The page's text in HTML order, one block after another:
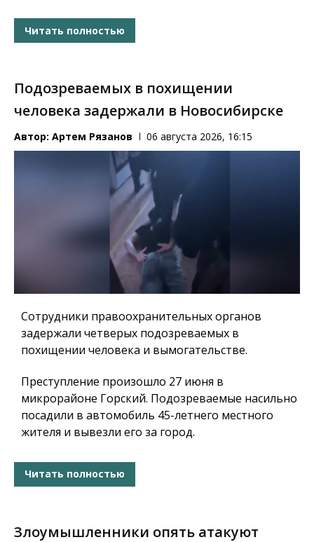
Читать полностью
Подозреваемых в похищении
человека задержали в Новосибирске
Автор: Артем Рязанов 06 августа 2026, 16:15
Сотрудники правоохранительных органов
задержали четверых подозреваемых в
похищении человека и вымогательстве.
Преступление произошло 27 июня в
микрорайоне Горский. Подозреваемые насильно
посадили в автомобиль 45-летнего местного
жителя и вывезли его за город.
Читать полностью
Злоумышленники опять атакуют